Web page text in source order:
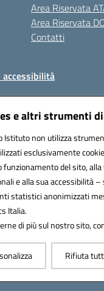
e altri strumenti
Istituto non utilizza
esclusivamente
funzionamento del sito,
e alla sua accessibilità
statistici anonimizzati
Italia.
di più sul nostro sito,
Rifiuta
Area Riservata
Area Riservata
Contatti
accessibilità